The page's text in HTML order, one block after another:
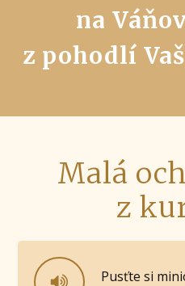
na
z pohodlí
Malá
z
Pusťte si